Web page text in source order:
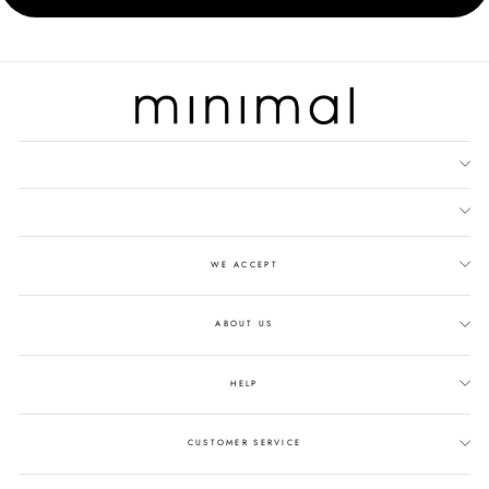
WE ACCEPT
ABOUT US
HELP
CUSTOMER SERVICE